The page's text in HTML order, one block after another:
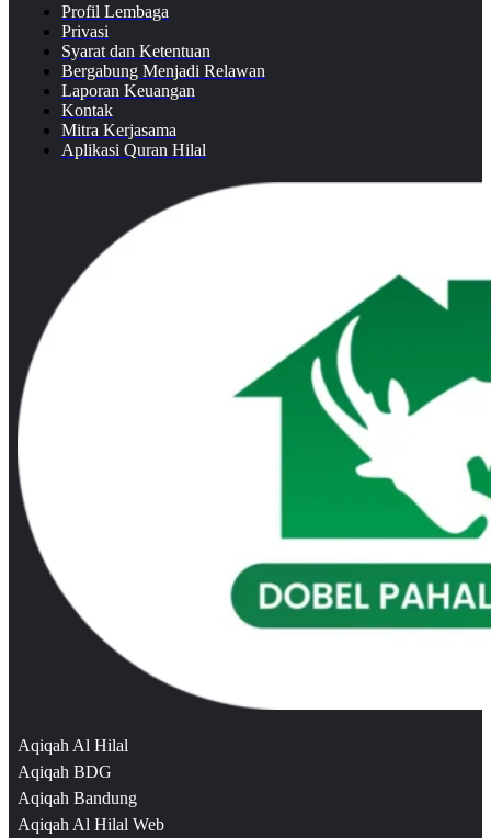
Profil Lembaga
Privasi
Syarat dan Ketentuan
Bergabung Menjadi Relawan
Laporan Keuangan
Kontak
Mitra Kerjasama
Aplikasi Quran Hilal
Aqiqah Al Hilal
Aqiqah BDG
Aqiqah Bandung
Aqiqah Al Hilal Web